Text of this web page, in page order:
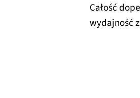
Całość
wydajność